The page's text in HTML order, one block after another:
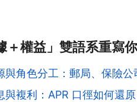
＋權益」雙語系重寫
與角色分工：郵局、保險公
複利：APR 口徑如何還原